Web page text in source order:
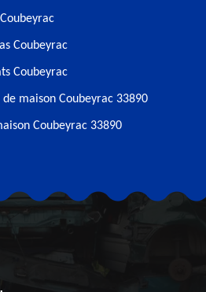
Coubeyrac
Coubeyrac
maison Coubeyrac 33890
Coubeyrac 33890